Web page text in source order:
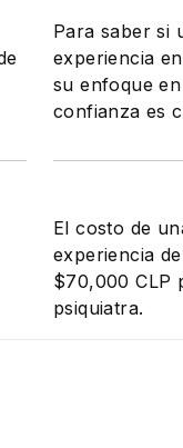
Para saber si
experiencia
su enfoque
confianza es
El costo de
experiencia
$70,000 CLP
psiquiatra.